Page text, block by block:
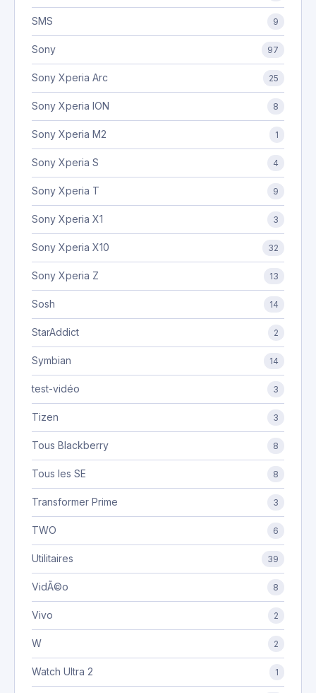
SMS 9
Sony 97
Sony Xperia Arc 25
Sony Xperia ION 8
Sony Xperia M2 1
Sony Xperia S 4
Sony Xperia T 9
Sony Xperia X1 3
Sony Xperia X10 32
Sony Xperia Z 13
Sosh 14
StarAddict 2
Symbian 14
test-vidéo 3
Tizen 3
Tous Blackberry 8
Tous les SE 8
Transformer Prime 3
TWO 6
Utilitaires 39
VidÃ©o 8
Vivo 2
W 2
Watch Ultra 2 1